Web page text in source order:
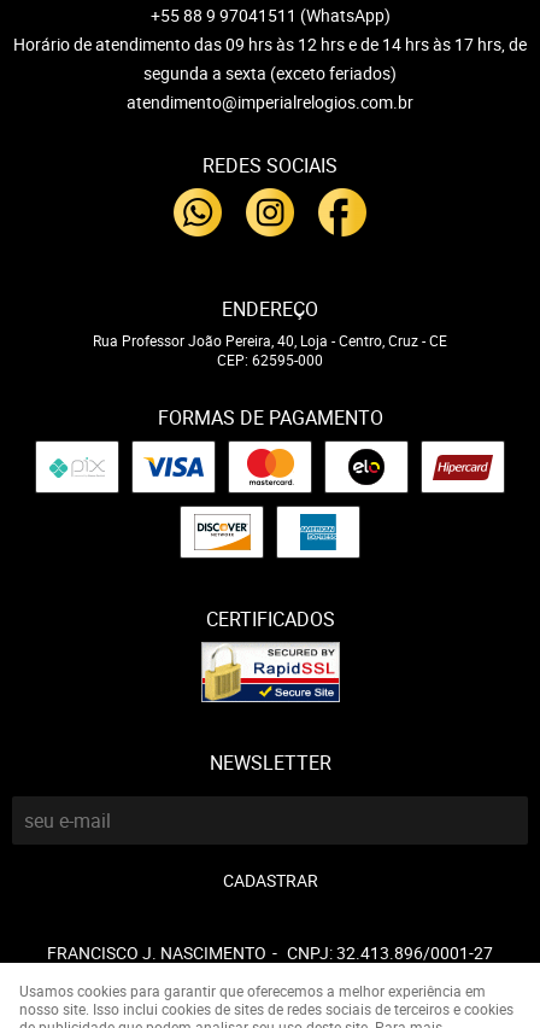
+55 88 9 97041511 (WhatsApp)
Horário de atendimento das 09 hrs às 12 hrs e de 14 hrs às 17 hrs, de
segunda a sexta (exceto feriados)
atendimento@imperialrelogios.com.br
REDES SOCIAIS
ENDEREÇO
Rua Professor João Pereira, 40, Loja -Centro, Cruz-CE
CEP: 62595-000
FORMAS DE PAGAMENTO
CERTIFICADOS
NEWSLETTER
CADASTRAR
FRANCISCO J. NASCIMENTO CNPJ: 32.413.896/0001-27
Usamos cookies para garantir que oferecemos a melhor experiência em
nosso site. Isso inclui cookies de sites de redes sociais de terceiros e cookies